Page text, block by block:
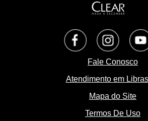
Opens in a new
Opens
Fale Conosco
Atendimento em Libras
Mapa do Site
Termos De Uso